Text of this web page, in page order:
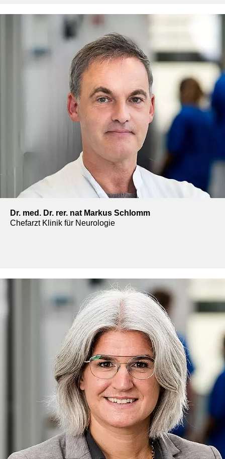
Dr. med. Dr. rer. nat Markus Schlomm
Chefarzt Klinik für Neurologie